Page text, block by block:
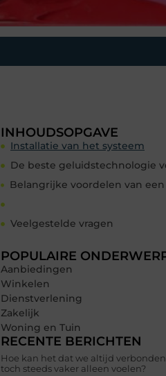
INHOUDSOPGAVE
Installatie van het systeem
De beste geluidstechnologie
Veelgestelde vragen
POPULAIRE
Aanbiedingen
Winkelen
Dienstverlening
Zakelijk
Woning en Tuin
RECENTE BERICHTEN
Hoe kan het dat we altijd
toch steeds vaker alleen voelen?